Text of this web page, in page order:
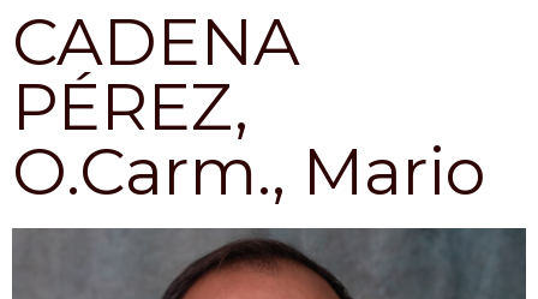
CADENA
PÉREZ,
O.Carm., Mario